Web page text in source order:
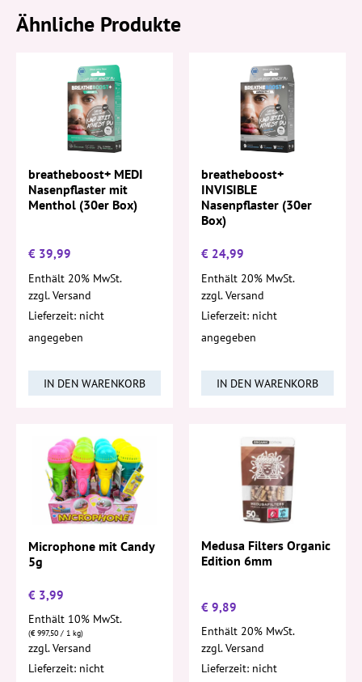
Ähnliche Produkte
breatheboost+ MEDI
Nasenpflaster mit
Menthol (30er Box)
€ 39,99
Enthält 20% MwSt.
zzgl.Versand
Lieferzeit: nicht
angegeben
IN DEN WARENKORB
breatheboost+
INVISIBLE
Nasenpflaster (30er
Box)
€ 24,99
Enthält 20% MwSt.
zzgl.Versand
Lieferzeit: nicht
angegeben
IN DEN WARENKORB
Microphone mit Candy
5g
€ 3,99
Enthält 10% MwSt.
(€997,50 / 1 kg)
zzgl.Versand
Lieferzeit: nicht
Medusa Filters Organic
Edition 6mm
€ 9,89
Enthält 20% MwSt.
zzgl.Versand
Lieferzeit: nicht